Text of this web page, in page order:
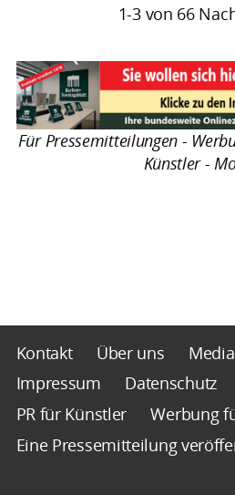
1-3 von 66
Für Pressemitteilungen -
Künstler -
Kontakt Über uns
Impressum
Datenschutz
PR für Künstler
Werbung
Eine Pressemitteilung